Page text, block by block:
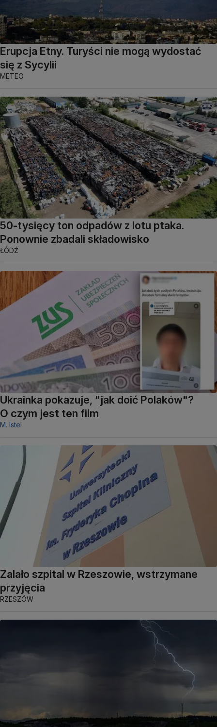
Erupcja Etny. Turyści nie mogą wydostać
się z Sycylii
METEO
50-tysięcy ton odpadów z lotu ptaka.
Ponownie zbadali składowisko
ŁÓDŹ
Ukrainka pokazuje, "jak doić Polaków"?
O czym jest ten film
M. Istel
Zalało szpital w Rzeszowie, wstrzymane
przyjęcia
RZESZÓW